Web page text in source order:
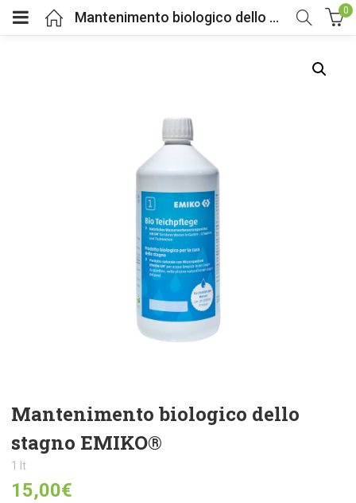
Mantenimento biologico dello stagno EMIKO® 0
Mantenimento biologico dello
stagno EMIKO®
1 lt
15,00€